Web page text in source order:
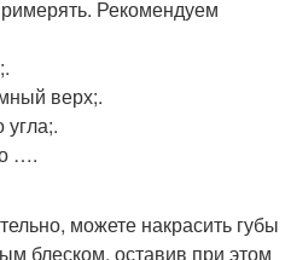
Рекомендуем
верх;.
….
можете накрасить губы
блеском, оставив при этом